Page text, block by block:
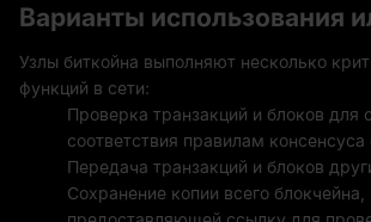
Варианты использования
Узлы биткойна выполняют несколько
функций в сети:
Проверка транзакций и блоков для
соответствия правилам консенсуса
Передача транзакций и блоков
Сохранение копии всего блокчейна,